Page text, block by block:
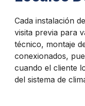
Cada instalación
visita previa para
técnico, montaje
conexionados,
cuando el cliente
del sistema de